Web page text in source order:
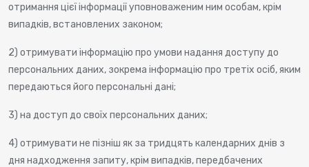
отримання цієї інформації уповноваженим ним особам, крім
випадків, встановлених законом;
2) отримувати інформацію про умови надання доступу до
персональних даних, зокрема інформацію про третіх осіб, яким
передаються його персональні дані;
3) на доступ до своїх персональних даних;
4) отримувати не пізніш як за тридцять календарних днів з
дня надходження запиту, крім випадків, передбачених